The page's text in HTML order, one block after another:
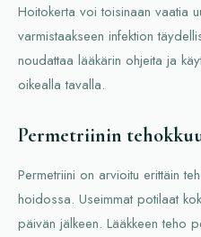
Hoitokerta voi toisinaan vaatia
varmistaakseen infektion
noudattaa lääkärin ohjeita ja
oikealla tavalla.
Permetriinin
Permetriini on arvioitu erittäin
hoidossa. Useimmat potilaat
päivän jälkeen. Lääkkeen teho